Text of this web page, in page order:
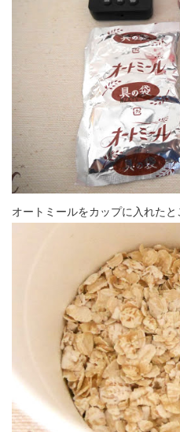
オートミールをカップに入れたと